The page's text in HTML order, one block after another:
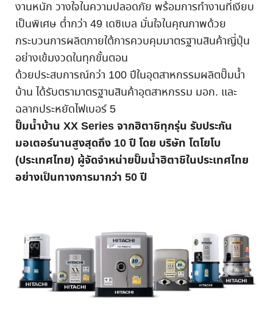
งานหนัก วางใจในความปลอดภัย พร้อมการทำงานที่เงียบ
เป็นพิเศษ ต่ำกว่า 49 เดซิเบล มั่นใจในคุณภาพด้วย
กระบวนการผลิตภายใต้การควบคุมมาตรฐานสินค้าญี่ปุ่น
อย่างเข้มงวดในทุกขั้นตอน
ด้วยประสบการณ์กว่า 100 ปีในอุตสาหกรรมผลิตปั๊มน้ำ
บ้าน ได้รับตรามาตรฐานสินค้าอุตสาหกรรม มอก. และ
ฉลากประหยัดไฟเบอร์ 5
ปั๊มน้ำบ้าน XX Series จากฮิตาชิทุกรุ่น รับประกัน
มอเตอร์นานสูงสุดถึง 10 ปี โดย บริษัท โตโยโบ
(ประเทศไทย) ผู้จัดจำหน่ายปั๊มน้ำฮิตาชิในประเทศไทย
อย่างเป็นทางการมากว่า 50 ปี